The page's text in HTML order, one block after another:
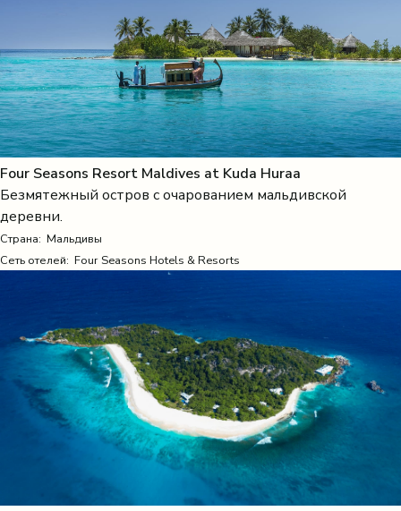
Four Seasons Resort Maldives at Kuda Huraa
Безмятежный остров с очарованием мальдивской
деревни.
Страна: Мальдивы
Сеть отелей: Four Seasons Hotels & Resorts